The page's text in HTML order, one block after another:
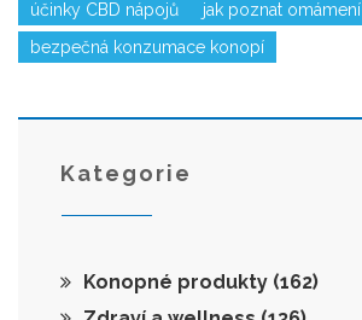
účinky CBD nápojů
jak poznat omámení
bezpečná konzumace konopí
Kategorie
Konopné produkty (162)